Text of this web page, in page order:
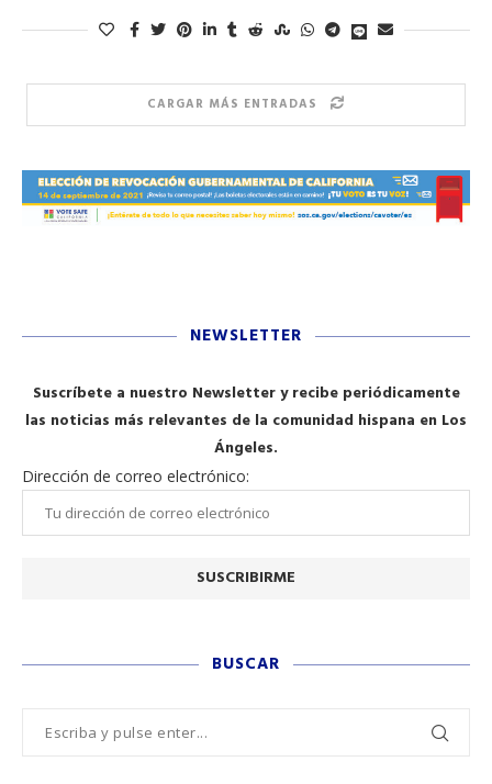
CARGAR MÁS ENTRADAS
NEWSLETTER
Suscríbete a nuestro Newsletter y recibe periódicamente
las noticias más relevantes de la comunidad hispana en Los
Ángeles.
Dirección de correo electrónico:
BUSCAR